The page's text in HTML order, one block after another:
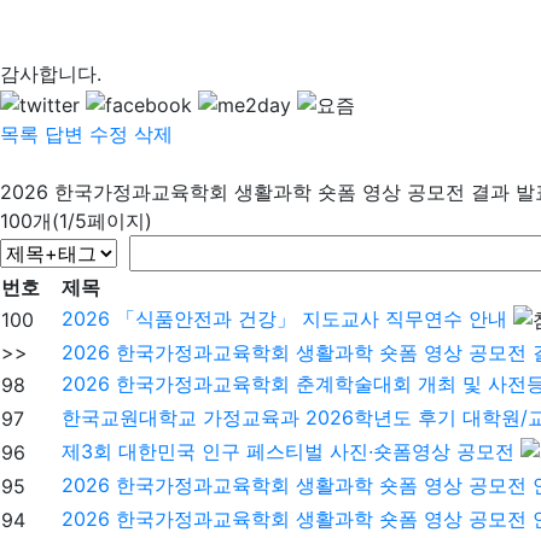
감사합니다.
목록 답변 수정 삭제
2026 한국가정과교육학회 생활과학 숏폼 영상 공모전 결과 발
100개(1/5페이지)
번호
제목
100
2026 「식품안전과 건강」 지도교사 직무연수 안내
>>
2026 한국가정과교육학회 생활과학 숏폼 영상 공모전
98
2026 한국가정과교육학회 춘계학술대회 개최 및 사전
97
한국교원대학교 가정교육과 2026학년도 후기 대학원/
96
제3회 대한민국 인구 페스티벌 사진·숏폼영상 공모전
95
2026 한국가정과교육학회 생활과학 숏폼 영상 공모전
94
2026 한국가정과교육학회 생활과학 숏폼 영상 공모전